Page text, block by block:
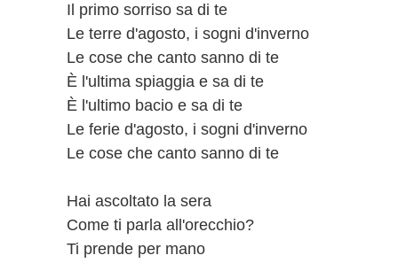
Il primo sorriso sa di te
Le terre d'agosto, i sogni d'inverno
Le cose che canto sanno di te
È l'ultima spiaggia e sa di te
È l'ultimo bacio e sa di te
Le ferie d'agosto, i sogni d'inverno
Le cose che canto sanno di te
Hai ascoltato la sera
Come ti parla all'orecchio?
Ti prende per mano